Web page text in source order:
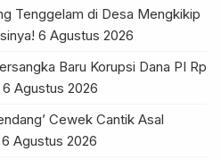
Tenggelam di Desa Mengkikip
6 Agustus 2026
Baru Korupsi Dana PI Rp
6 Agustus 2026
Cewek Cantik Asal
6 Agustus 2026